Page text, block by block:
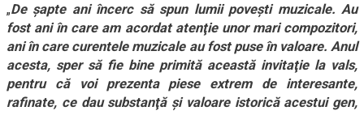
„De şapte ani încerc să spun lumii poveşti muzicale. Au
fost ani în care am acordat atenţie unor mari compozitori,
ani în care curentele muzicale au fost puse în valoare. Anul
acesta, sper să fie bine primită această invitaţie la vals,
pentru că voi prezenta piese extrem de interesante,
rafinate, ce dau substanţă şi valoare istorică acestui gen,